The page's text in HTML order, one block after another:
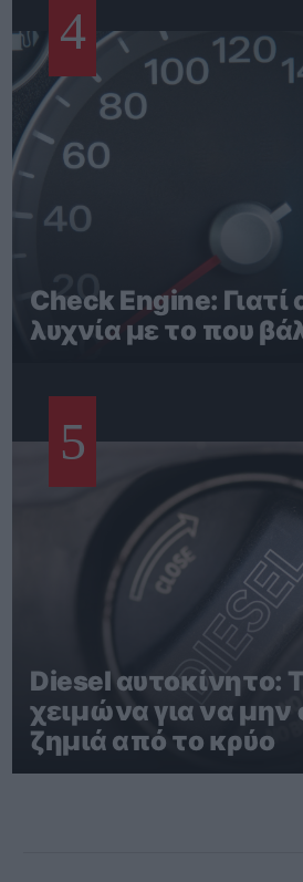
4
Check Engine: Γιατί
λυχνία με το που
5
Diesel αυτοκίνητο:
χειμώνα για να μην
ζημιά από το κρύο